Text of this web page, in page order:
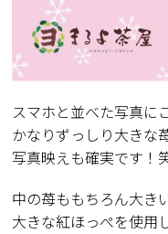
スマホと並べた写真に
かなりずっしり大きな
写真映えも確実です！
中の苺ももちろん大き
大きな紅ほっぺを使用